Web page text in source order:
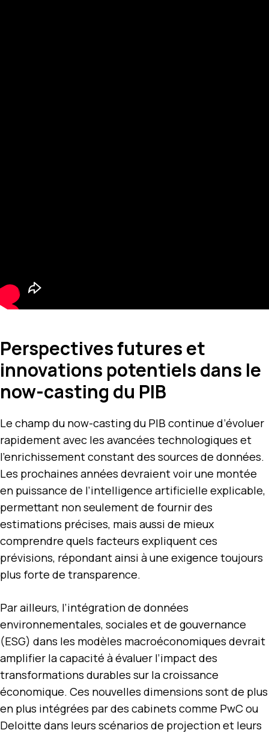
Perspectives futures et
innovations potentiels dans le
now-casting du PIB
Le champ du now-casting du PIB continue d’évoluer
rapidement avec les avancées technologiques et
l’enrichissement constant des sources de données.
Les prochaines années devraient voir une montée
en puissance de l’intelligence artificielle explicable,
permettant non seulement de fournir des
estimations précises, mais aussi de mieux
comprendre quels facteurs expliquent ces
prévisions, répondant ainsi à une exigence toujours
plus forte de transparence.
Par ailleurs, l’intégration de données
environnementales, sociales et de gouvernance
(ESG) dans les modèles macroéconomiques devrait
amplifier la capacité à évaluer l’impact des
transformations durables sur la croissance
économique. Ces nouvelles dimensions sont de plus
en plus intégrées par des cabinets comme PwC ou
Deloitte dans leurs scénarios de projection et leurs